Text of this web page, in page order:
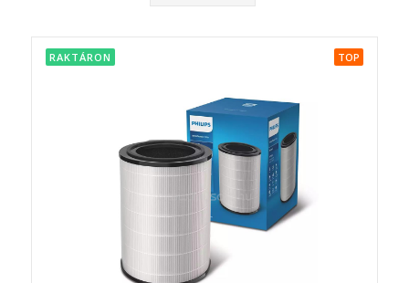
RAKTÁRON TOP